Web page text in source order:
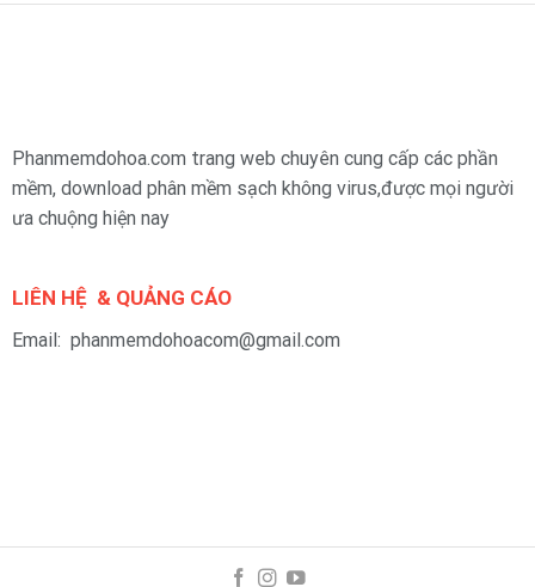
Phanmemdohoa.com trang web chuyên cung cấp các phần
mềm, download phân mềm sạch không virus,được mọi người
ưa chuộng hiện nay
LIÊN HỆ & QUẢNG CÁO
Email: phanmemdohoacom@gmail.com